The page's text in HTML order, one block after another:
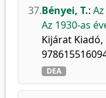
37.Bényei, T.:
Az 1930-as
Kijárat Kiadó,
DEA